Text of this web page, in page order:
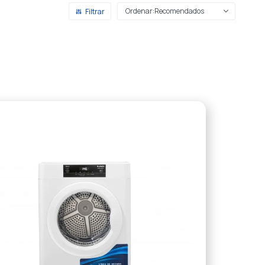
Recomendados